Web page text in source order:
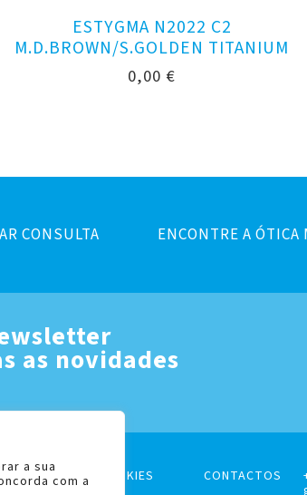
a sua
com a
ESTYGMA N2022 C2
M.D.BROWN/S.GOLDEN TITANIUM
0,00 €
CONSULTA ENCONTRE A
as novidades
E COOKIES CONTACTOS